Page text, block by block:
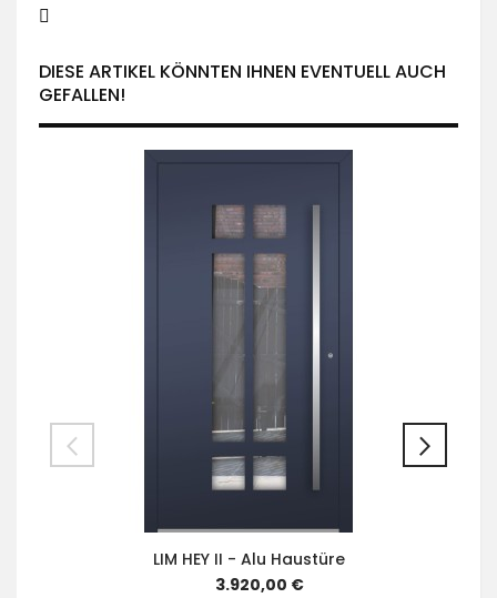
DIESE ARTIKEL KÖNNTEN IHNEN EVENTUELL AUCH
GEFALLEN!
LIM HEY II - Alu Haustüre
3.920,00 €